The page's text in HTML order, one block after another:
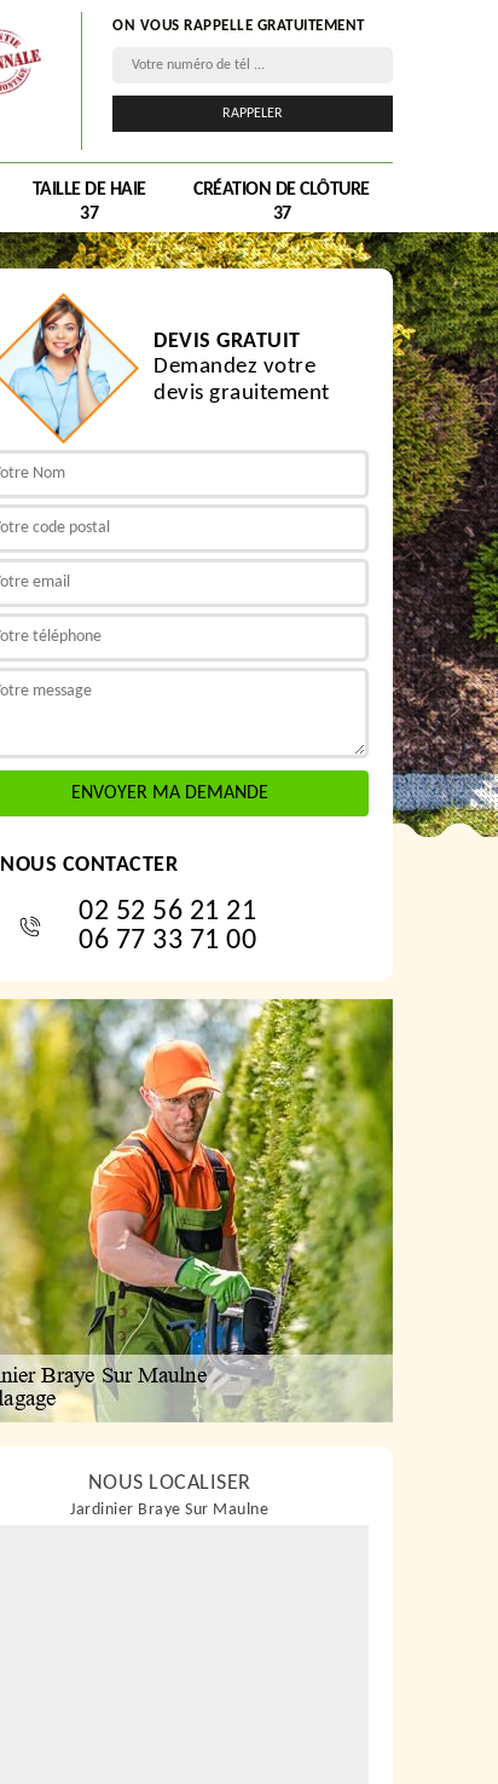
ON VOUS RAPPELLE GRATUITEMENT
TAILLE DE HAIE
37
CRÉATION DE CLÔTURE
37
DEVIS GRATUIT
Demandez votre
devis grauitement
NOUS CONTACTER
02 52 56 21 21
06 77 33 71 00
NOUS LOCALISER
Jardinier Braye Sur Maulne